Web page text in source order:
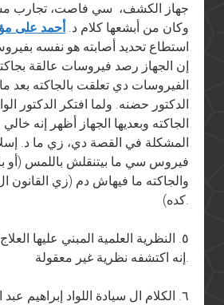
جهاز الكشف، سي فاصت، تجارب
وكان من أبشعها كلام د. أحمد على
استطاع تحديد أصابته هو نفسه
إن الجهاز رصد فيروسات عالقة
الفيروسات دي تعلقت بالجاكته
الدكتور حضنه. ولما افتكر الدكتور
الجاكته وبعديها الجهاز أظهر إنه
المشكلة في القصة دي، زي ما د.
فيروس سي ما بيتنقلش باللمس (أو
والجاكته ما فيهاش دم (زي القانون
كده).
٥. النظرية العلمية المبني عليها
إنه اكتشفه نظرية غير معقولة.
٦. الكلام ال سيادة اللواد إبراهيم